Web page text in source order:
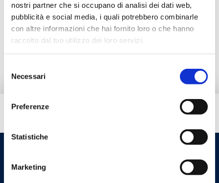
nostri partner che si occupano di analisi dei dati web,
pubblicità e social media, i quali potrebbero combinarle
con altre informazioni che hai fornito loro o che hanno
raccolto dal tuo utilizzo dei loro servizi.
delNecessari
Preferenze
Statistiche
Marketing
Zubehör